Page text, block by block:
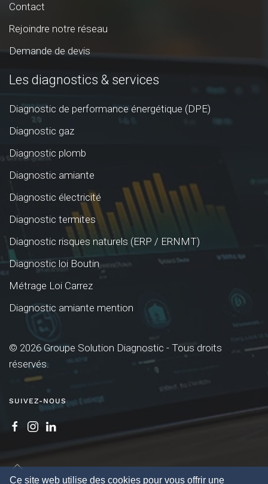
Contact
Rejoindre notre réseau
Demande de devis
Les diagnostics & services
Diagnostic de performance énergétique (DPE)
Diagnostic gaz
Diagnostic plomb
Diagnostic amiante
Diagnostic électricité
Diagnostic termites
Diagnostic risques naturels (ERP / ERNMT)
Diagnostic loi Boutin
Métrage Loi Carrez
Diagnostic amiante mention
© 2026 Groupe Solution Diagnostic - Tous droits
réservés.
SUIVEZ-NOUS
Ce site web utilise des cookies pour vous offrir une